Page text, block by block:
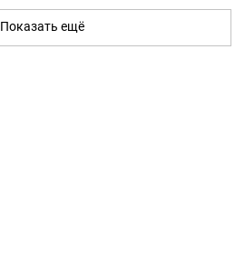
Показать ещё